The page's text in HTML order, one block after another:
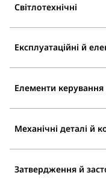
Світлотехнічні
Експлуатаційні й
Елементи
Механічні деталі й
Затвердження й